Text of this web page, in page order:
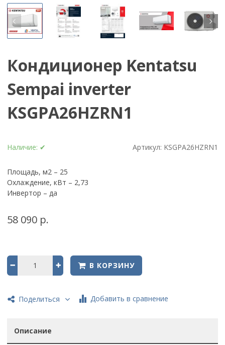
Кондиционер Kentatsu
Sempai inverter
KSGPA26HZRN1
Наличие: ✔ Артикул: KSGPA26HZRN1
Площадь, м2 – 25
Охлаждение, кВт – 2,73
Инвертор – да
58 090 р.
В КОРЗИНУ
Поделиться Добавить в сравнение
Описание